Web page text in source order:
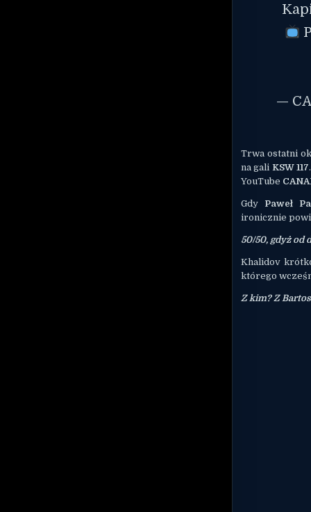
—
Trwa ostatni
na gali KSW 117
YouTube
Gdy Paweł
ironicznie
50/50, gdyż od
Khalidov
którego
Z kim? Z